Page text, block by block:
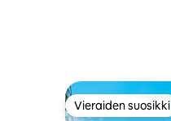
Vieraiden suosikki
Vieraiden suosikki